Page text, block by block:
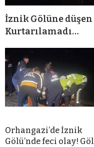
İznik Gölüne düşen
Kurtarılamadı…
Orhangazi’de İznik
Gölü’nde feci olay!